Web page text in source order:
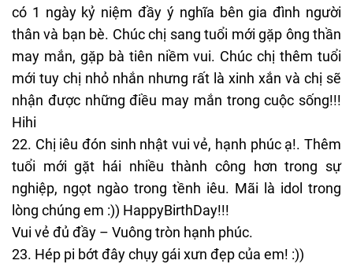
có 1 ngày kỷ niệm đầy ý nghĩa bên gia đình người
thân và bạn bè. Chúc chị sang tuổi mới gặp ông thần
may mắn, gặp bà tiên niềm vui. Chúc chị thêm tuổi
mới tuy chị nhỏ nhắn nhưng rất là xinh xắn và chị sẽ
nhận được những điều may mắn trong cuộc sống!!!
Hihi
22. Chị iêu đón sinh nhật vui vẻ, hạnh phúc ạ!. Thêm
tuổi mới gặt hái nhiều thành công hơn trong sự
nghiệp, ngọt ngào trong tềnh iêu. Mãi là idol trong
lòng chúng em :)) HappyBirthDay!!!
Vui vẻ đủ đầy – Vuông tròn hạnh phúc.
23. Hép pi bớt đây chụy gái xưn đẹp của em! :))